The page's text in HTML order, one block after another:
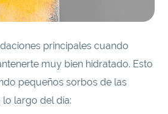
principales cuando
muy bien hidratado. Esto
pequeños sorbos de las
lo largo del día: